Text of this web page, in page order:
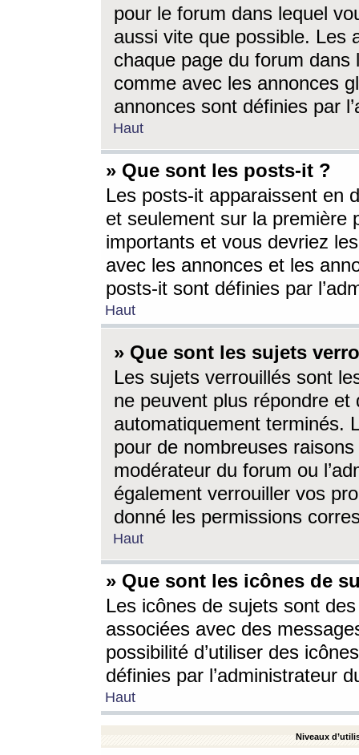
pour le forum dans lequel
aussi vite que possible. Les
chaque page du forum dans
comme avec les annonces
annonces sont définies par
Haut
» Que sont les posts-it ?
Les posts-it apparaissent en
et seulement sur la première
importants et vous devriez
avec les annonces et les
posts-it sont définies par
Haut
» Que sont les sujets
Les sujets verrouillés sont
ne peuvent plus répondre
automatiquement terminés.
pour de nombreuses
modérateur du forum ou
également verrouiller vos
donné les permissions
Haut
» Que sont les icônes de
Les icônes de sujets sont
associées avec des
possibilité d’utiliser des
définies par l’administrateur
Haut
Niveaux